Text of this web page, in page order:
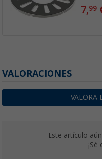
7,99
desde
VALORACIONES
VALORA
Este artículo
¡Sé